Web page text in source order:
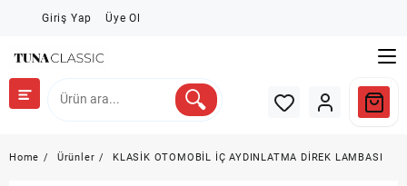
Giriş Yap Üye Ol
Home Ürünler KLASİK OTOMOBİL İÇ AYDINLATMA DİREK LAMBASI